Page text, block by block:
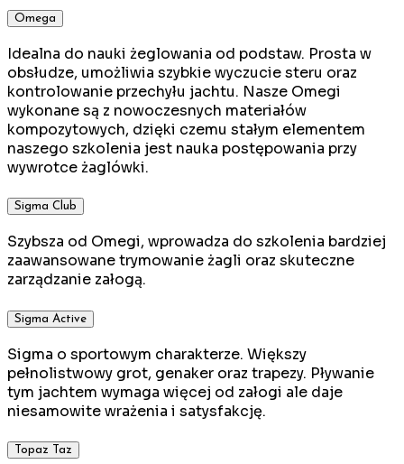
Omega
Idealna do nauki żeglowania od podstaw. Prosta w
obsłudze, umożliwia szybkie wyczucie steru oraz
kontrolowanie przechyłu jachtu. Nasze Omegi
wykonane są z nowoczesnych materiałów
kompozytowych, dzięki czemu stałym elementem
naszego szkolenia jest nauka postępowania przy
wywrotce żaglówki.
Sigma Club
Szybsza od Omegi, wprowadza do szkolenia bardziej
zaawansowane trymowanie żagli oraz skuteczne
zarządzanie załogą.
Sigma Active
Sigma o sportowym charakterze. Większy
pełnolistwowy grot, genaker oraz trapezy. Pływanie
tym jachtem wymaga więcej od załogi ale daje
niesamowite wrażenia i satysfakcję.
Topaz Taz